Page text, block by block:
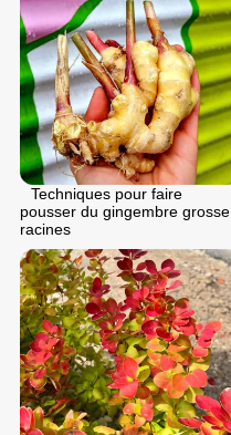
Techniques pour faire
pousser du gingembre grosse
racines